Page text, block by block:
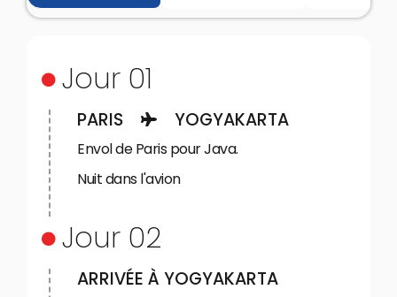
Jour 01
PARIS YOGYAKARTA
Envol de Paris pour Java.
Nuit dans l'avion
Jour 02
ARRIVÉE À YOGYAKARTA